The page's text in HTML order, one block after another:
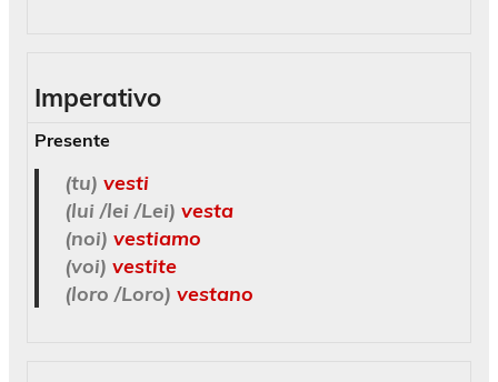
Imperativo
Presente
(tu) vesti
(lui /lei /Lei) vesta
(noi) vestiamo
(voi) vestite
(loro /Loro) vestano